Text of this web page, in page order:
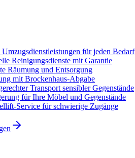
Umzugsdienstleistungen für jeden Bedarf
Reinigungsdienste mit Garantie
Räumung und Entsorgung
mit Brockenhaus-Abgabe
Transport sensibler Gegenstände
für Ihre Möbel und Gegenstände
Service für schwierige Zugänge